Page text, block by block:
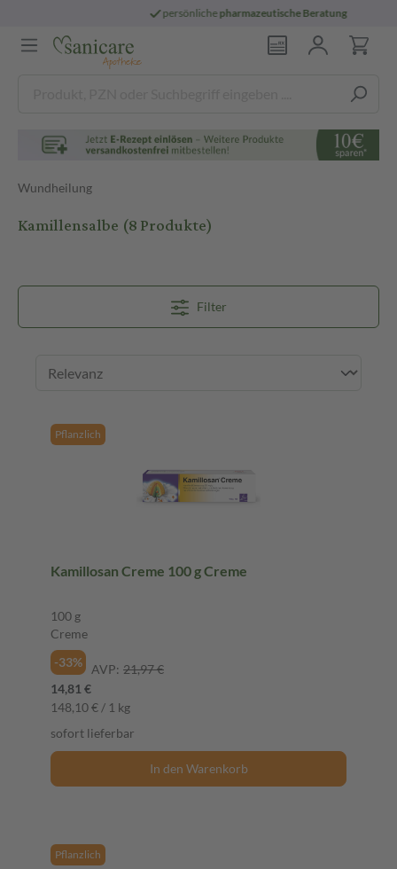
persönlichepharmazeutische Beratung
Wundheilung
Kamillensalbe (8 Produkte)
Filter
Pflanzlich
Kamillosan Creme 100 g Creme
100 g
Creme
-33%
AVP: 21,97 €
14,81 €
148,10 € / 1 kg
sofort lieferbar
In den Warenkorb
Pflanzlich